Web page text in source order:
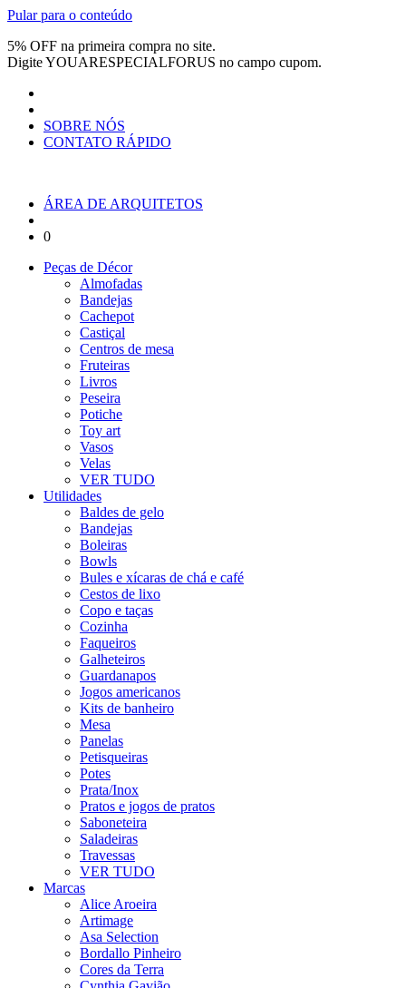
Pular para o conteúdo
5% OFF na primeira compra no site.
DigiteYOUARESPECIALFORUS no campo cupom.
SOBRE NÓS
CONTATO RÁPIDO
ÁREA DE ARQUITETOS
0
Peças de Décor
Almofadas
Bandejas
Cachepot
Castiçal
Centros de mesa
Fruteiras
Livros
Peseira
Potiche
Toy art
Vasos
Velas
VER TUDO
Utilidades
Baldes de gelo
Bandejas
Boleiras
Bowls
Bules e xícaras de chá e café
Cestos de lixo
Copo e taças
Cozinha
Faqueiros
Galheteiros
Guardanapos
Jogos americanos
Kits de banheiro
Mesa
Panelas
Petisqueiras
Potes
Prata/Inox
Pratos e jogos de pratos
Saboneteira
Saladeiras
Travessas
VER TUDO
Marcas
Alice Aroeira
Artimage
Asa Selection
Bordallo Pinheiro
Cores da Terra